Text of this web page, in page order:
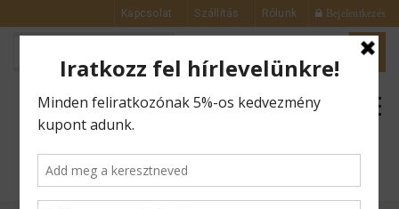
Kapcsolat Szállítás Rólunk Bejelentkezés